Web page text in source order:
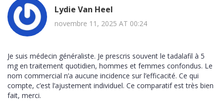
Lydie Van Heel
novembre 11, 2025 AT 00:24
Je suis médecin généraliste. Je prescris souvent le tadalafil à 5
mg en traitement quotidien, hommes et femmes confondus. Le
nom commercial n’a aucune incidence sur l’efficacité. Ce qui
compte, c’est l’ajustement individuel. Ce comparatif est très bien
fait, merci.